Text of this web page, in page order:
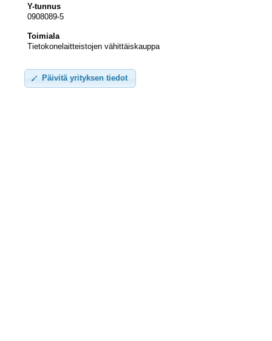
Y-tunnus
0908089-5
Toimiala
Tietokonelaitteistojen vähittäiskauppa
Päivitä yrityksen tiedot